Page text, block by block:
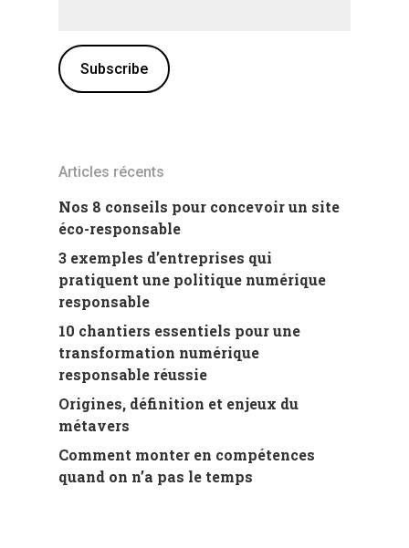
Articles récents
Nos 8 conseils pour concevoir un site
éco-responsable
3 exemples d’entreprises qui
pratiquent une politique numérique
responsable
10 chantiers essentiels pour une
transformation numérique
responsable réussie
Origines, définition et enjeux du
métavers
Comment monter en compétences
quand on n’a pas le temps